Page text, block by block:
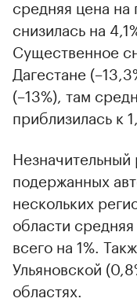
средняя цена
снизилась на
Существенное
Дагестане
(–13%), там
приблизилась к
подержанных
нескольких
области
всего на 1%.
Ульяновской
областях.